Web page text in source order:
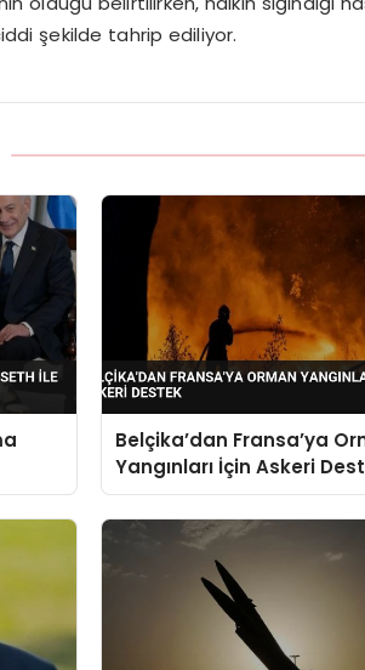
şekilde tahrip ediliyor.
Belçika’dan Fransa’ya
Yangınları İçin Askeri